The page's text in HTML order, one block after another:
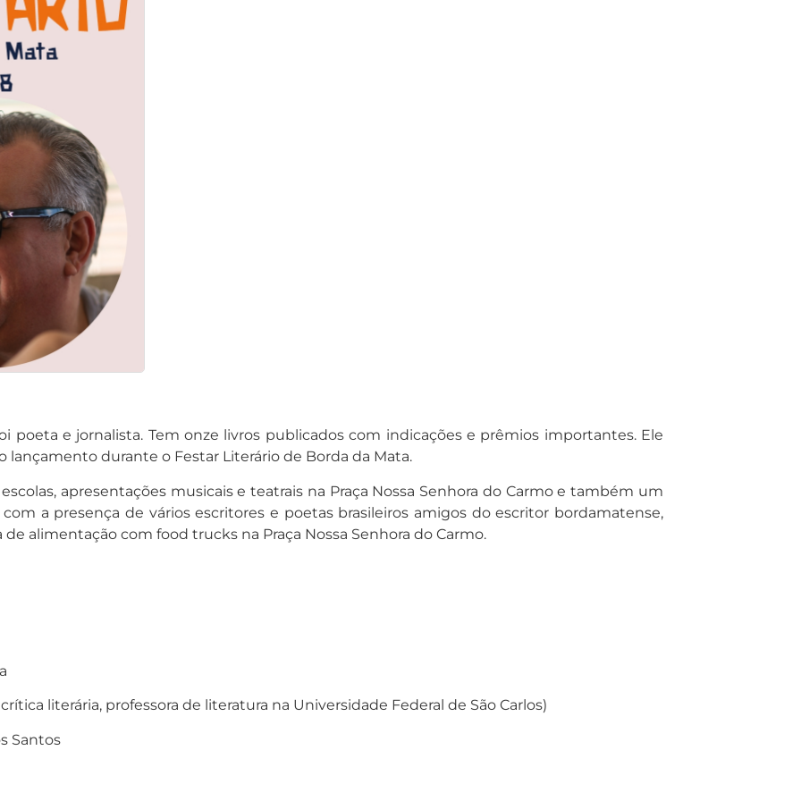
poeta e jornalista. Tem onze livros publicados com indicações e prêmios importantes. Ele
durante o Festar Literário de Borda da Mata.
apresentações musicais e teatrais na Praça Nossa Senhora do Carmo e também um
a presença de vários escritores e poetas brasileiros amigos do escritor bordamatense,
alimentação com food trucks na Praça Nossa Senhora do Carmo.
literária, professora de literatura na Universidade Federal de São Carlos)
Santos